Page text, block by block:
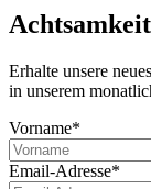
Erhalte unsere
in unserem
Vorname*
Email-Adresse*